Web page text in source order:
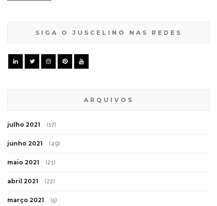
SIGA O JUSCELINO NAS REDES
ARQUIVOS
julho 2021 (17)
junho 2021 (49)
maio 2021 (21)
abril 2021 (22)
março 2021 (5)